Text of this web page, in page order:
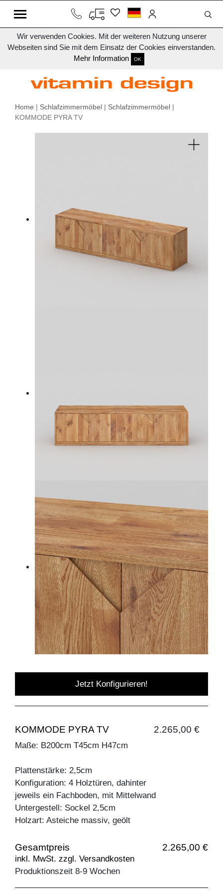
Wir verwenden Cookies. Mit der weiteren Nutzung unserer
Webseiten sind Sie mit dem Einsatz der Cookies einverstanden.
Mehr Information
OK
Home | Schlafzimmermöbel | Schlafzimmermöbel |
KOMMODE PYRA TV
Jetzt Konfigurieren!
KOMMODE PYRA TV 2.265,00 €
Maße: B200cm T45cm H47cm
Plattenstärke: 2,5cm
Konfiguration: 4 Holztüren, dahinter
jeweils ein Fachboden, mit Mittelwand
Untergestell: Sockel 2,5cm
Holzart: Asteiche massiv, geölt
Gesamtpreis 2.265,00 €
inkl. MwSt. zzgl. Versandkosten
Produktionszeit 8-9 Wochen